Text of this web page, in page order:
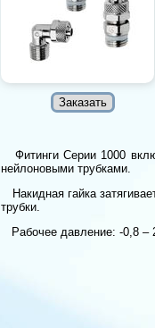
Фитинги Серии 1000
нейлоновыми трубками.
Накидная гайка
трубки.
Рабочее давление: -0,8 –